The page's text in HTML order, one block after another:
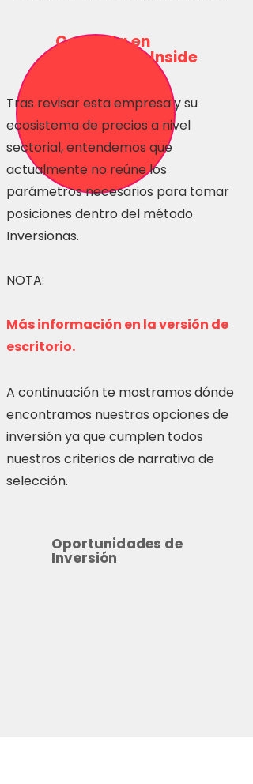
Consulta en
Inversionas Inside
Tras revisar esta empresa y su
ecosistema de precios a nivel
sectorial, entendemos que
actualmente no reúne los
parámetros necesarios para tomar
posiciones dentro del método
Inversionas.
NOTA:
Más información en la versión de
escritorio.
A continuación te mostramos dónde
encontramos nuestras opciones de
inversión ya que cumplen todos
nuestros criterios de narrativa de
selección.
Oportunidades de
Inversión